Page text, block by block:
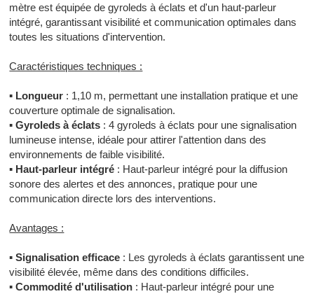
mètre est équipée de gyroleds à éclats et d'un haut-parleur
intégré, garantissant visibilité et communication optimales dans
toutes les situations d'intervention.
Caractéristiques techniques :
▪ Longueur : 1,10 m, permettant une installation pratique et une
couverture optimale de signalisation.
▪ Gyroleds à éclats : 4 gyroleds à éclats pour une signalisation
lumineuse intense, idéale pour attirer l'attention dans des
environnements de faible visibilité.
▪ Haut-parleur intégré : Haut-parleur intégré pour la diffusion
sonore des alertes et des annonces, pratique pour une
communication directe lors des interventions.
Avantages :
▪ Signalisation efficace : Les gyroleds à éclats garantissent une
visibilité élevée, même dans des conditions difficiles.
▪ Commodité d'utilisation : Haut-parleur intégré pour une